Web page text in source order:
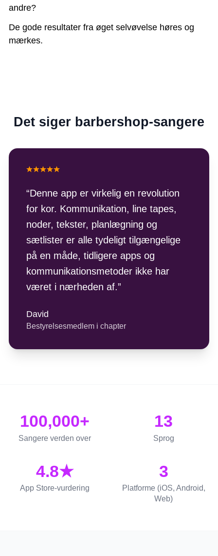
andre?
De gode resultater fra øget selvøvelse høres og
mærkes.
Det siger barbershop-sangere
“Denne app er virkelig en revolution
for kor. Kommunikation, line tapes,
noder, tekster, planlægning og
sætlister er alle tydeligt tilgængelige
på en måde, tidligere apps og
kommunikationsmetoder ikke har
været i nærheden af.”
David
Bestyrelsesmedlem i chapter
100,000+
Sangere verden over
13
Sprog
4.8★
App Store-vurdering
3
Platforme (iOS, Android,
Web)